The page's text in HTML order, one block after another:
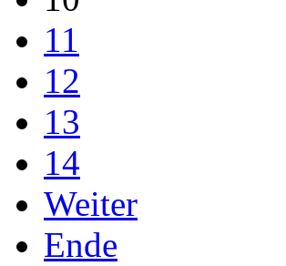
11
12
13
14
Weiter
Ende